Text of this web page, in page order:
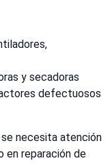
y secadoras
defectuosos
se necesita atención
en reparación de